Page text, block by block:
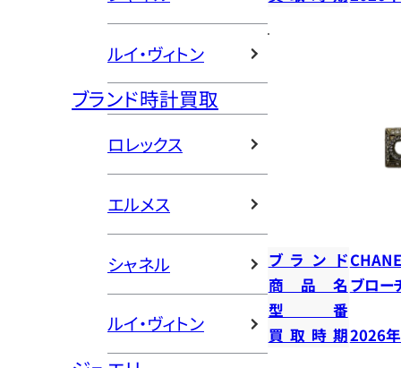
ルイ・ヴィトン
ブランド時計買取
ロレックス
エルメス
シャネル
ルイ・ヴィトン
ブランド
商品名 ブロー
型番
買取時期2026